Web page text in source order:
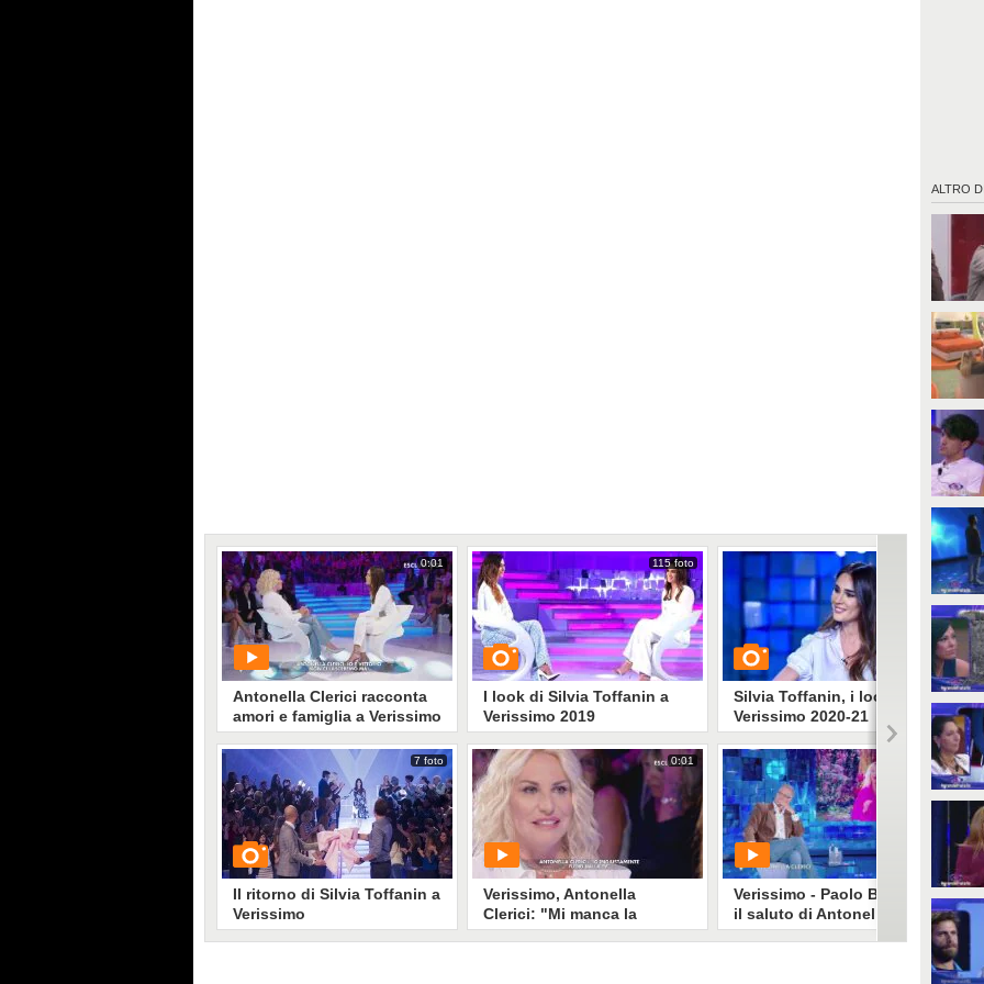
ALTRO DI
0:01
Antonella Clerici racconta
amori e famiglia a Verissimo
PLAY
130 • diMediaset
7 foto
Il ritorno di Silvia Toffanin a
Verissimo
115 foto
I look di Silvia Toffanin a
Verissimo 2019
GUARDA
1144381 • di Stile e trend
0:01
Verissimo, Antonella
Clerici: "Mi manca la
televisione"
100 foto
Silvia Toffanin, i look di
Verissimo 2020-21
GUARDA
626759• diStile e trend
1:07
Verissimo - Paolo Bonolis:
il saluto di Antonella Clerici